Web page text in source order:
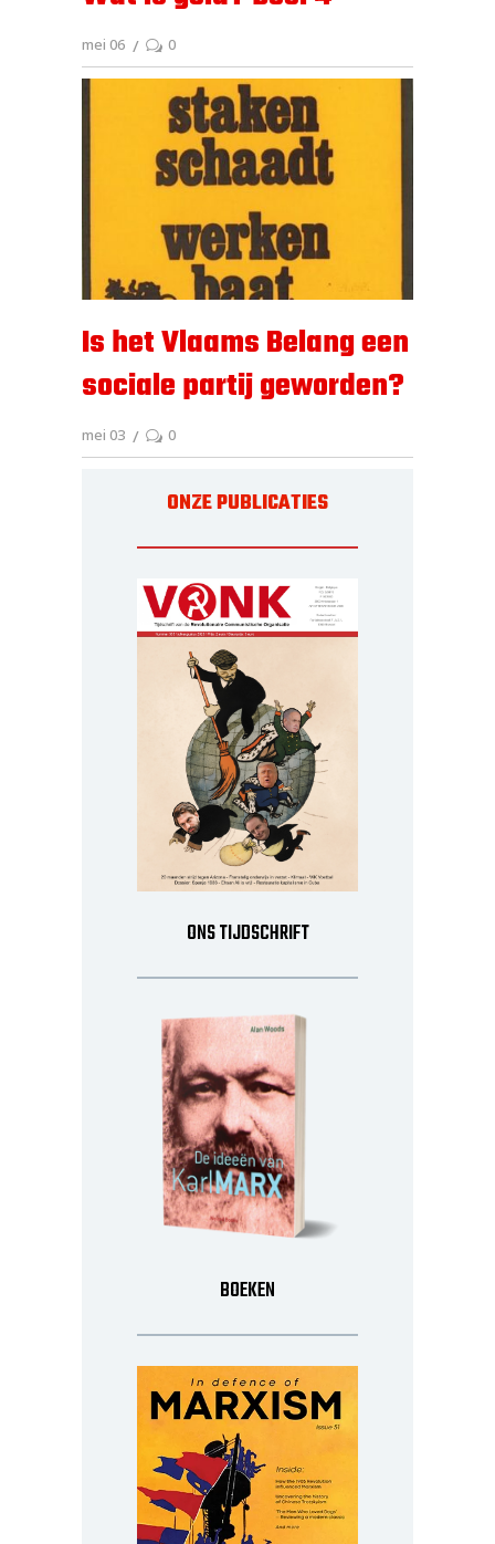
mei 06 0
Is het Vlaams Belang een
sociale partij geworden?
mei 03 0
ONZE PUBLICATIES
ONS TIJDSCHRIFT
BOEKEN